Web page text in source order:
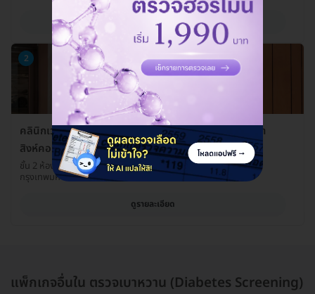
ดูรายละเอียด
2
คลินิกเวชกรรม พญาไท-เปาโล คลินิกเวชกรรมเปาโล สาขา
สิงห์คอมเพล็กซ์
ชั้น 2 ห้อง 209 อาคารสิงห์ คอมเพล็กซ์ ซ. 1 บางกะปิ เขตห้วยขวาง
กรุงเทพมหานคร 10310
ดูรายละเอียด
แพ็กเกจอื่นใน ตรวจเบาหวาน (Diabetes Screening)